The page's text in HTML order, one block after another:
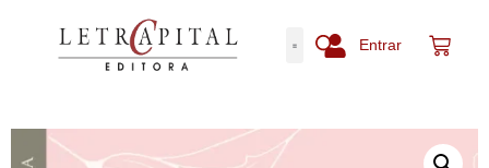
Entrar